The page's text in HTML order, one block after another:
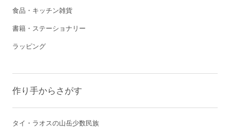
食品・キッチン雑貨
書籍・ステーショナリー
ラッピング
作り手からさがす
タイ・ラオスの山岳少数民族